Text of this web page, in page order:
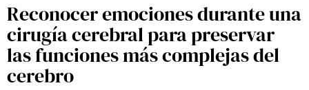
Reconocer emociones durante una
cirugía cerebral para preservar
las funciones más complejas del
cerebro